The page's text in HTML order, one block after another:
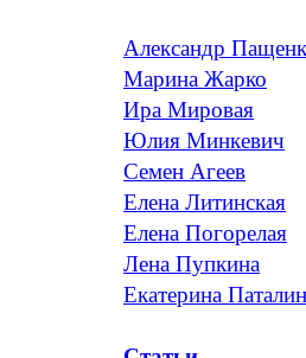
Александр
Марина Жарко
Ира Мировая
Юлия Минкевич
Семен Агеев
Елена Литинская
Елена Погорелая
Лена Пупкина
Екатерина